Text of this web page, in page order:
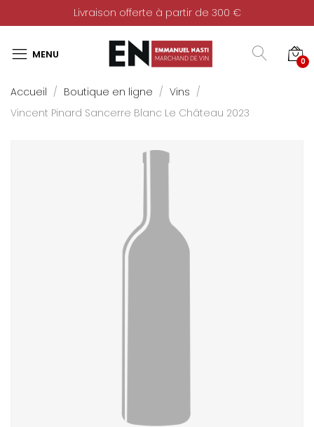
Livraison offerte à partir de 300 €
0
Accueil Boutique en ligne
Vins
Vincent Pinard Sancerre Blanc Le Château 2023